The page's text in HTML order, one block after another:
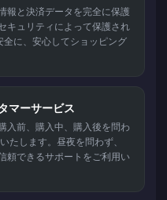
報と決済データを完全に保護
キュリティによって保護され
に、安心してショッピング
マーサービス
入前、購入中、購入後を問わ
たします。昼夜を問わず、
頼できるサポートをご利用い